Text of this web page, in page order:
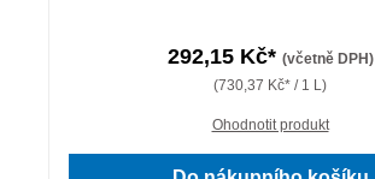
292,15 Kč* (včetně DPH)
(730,37 Kč* / 1 L)
Ohodnotit produkt